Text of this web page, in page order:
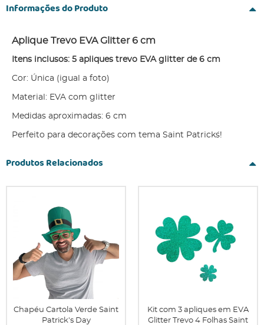
Informações do Produto
Aplique Trevo EVA Glitter 6 cm
Itens inclusos: 5 apliques trevo EVA glitter de 6 cm
Cor: Única (igual a foto)
Material: EVA com glitter
Medidas aproximadas: 6 cm
Perfeito para decorações com tema Saint Patrick´s!
Produtos Relacionados
Chapéu Cartola Verde Saint
Patrick's Day
Kit com 3 apliques em EVA
Glitter Trevo 4 Folhas Saint